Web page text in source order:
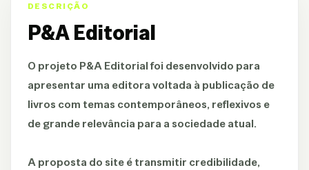
DESCRIÇÃO
P&A Editorial
O projeto P&A Editorial foi desenvolvido para
apresentar uma editora voltada à publicação de
livros com temas contemporâneos, reflexivos e
de grande relevância para a sociedade atual.
A proposta do site é transmitir credibilidade,